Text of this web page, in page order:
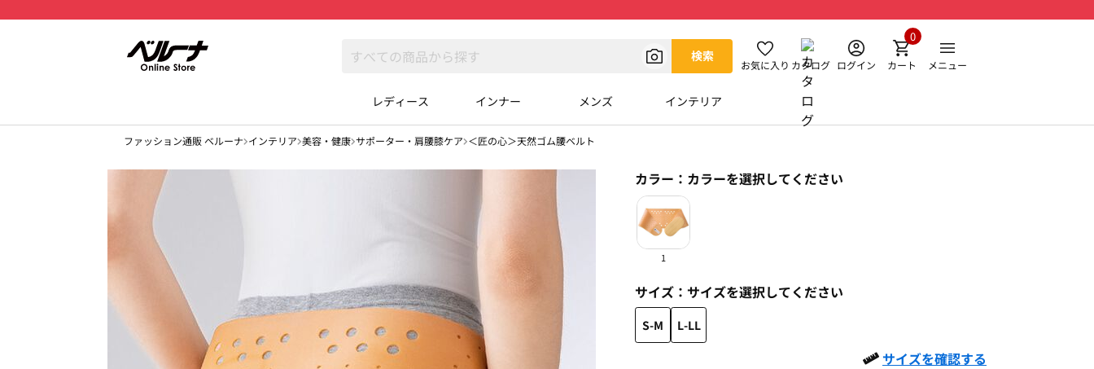
検索
お気に入り カタログ ログイン カート
0
メニュー
レディース インナー メンズ インテリア
ファッション通販 ベルーナ インテリア 美容・健康 サポーター・肩腰膝ケア ＜匠の心＞天然ゴム腰ベルト
カラー： カラーを選択してください
1
サイズ： サイズを選択してください
S-M L-LL
サイズを確認する